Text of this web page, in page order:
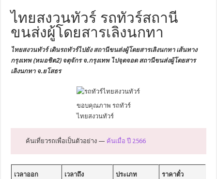
ไทยสงวนทัวร์ รถทัวร์สถานี
ขนส่งผู้โดยสารเลิงนกทา
ไทยสงวนทัวร์ เดินรถทัวร์ไปยังสถานีขนส่งผู้โดยสารเลิงนกทาเส้นทาง
กรุงเทพ (หมอชิต2) จตุจักร จ.กรุงเทพ ไปจุดจอด สถานีขนส่งผู้โดยสาร
เลิงนกทา จ.ยโสธร
ขอบคุณภาพ รถทัวร์
ไทยสงวนทัวร์
ค้นเที่ยวรถเพื่อเป็นตัวอย่าง — ค้นเมื่อ ปี 2566
เวลาออก เวลาถึง ประเภท ราคาตั๋ว